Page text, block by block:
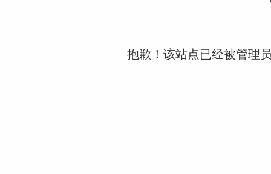
抱歉！该站点已经被管理